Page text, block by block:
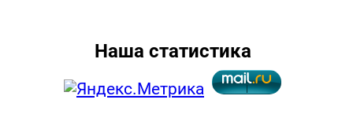
Наша статистика